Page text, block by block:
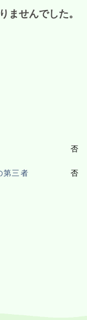
ませんでした。
否
第三者
否